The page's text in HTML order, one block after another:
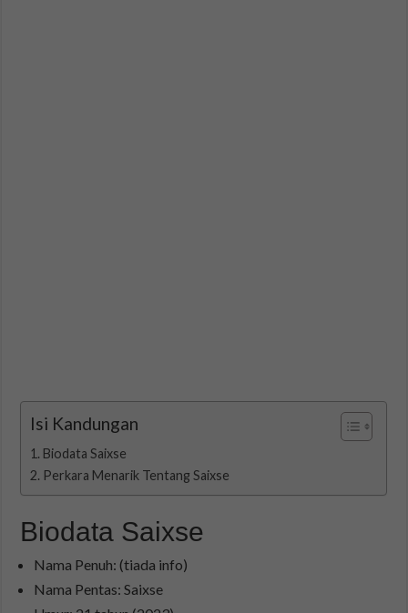
Isi Kandungan
Biodata Saixse
Perkara Menarik Tentang Saixse
Biodata Saixse
Nama Penuh: (tiada info)
Nama Pentas: Saixse